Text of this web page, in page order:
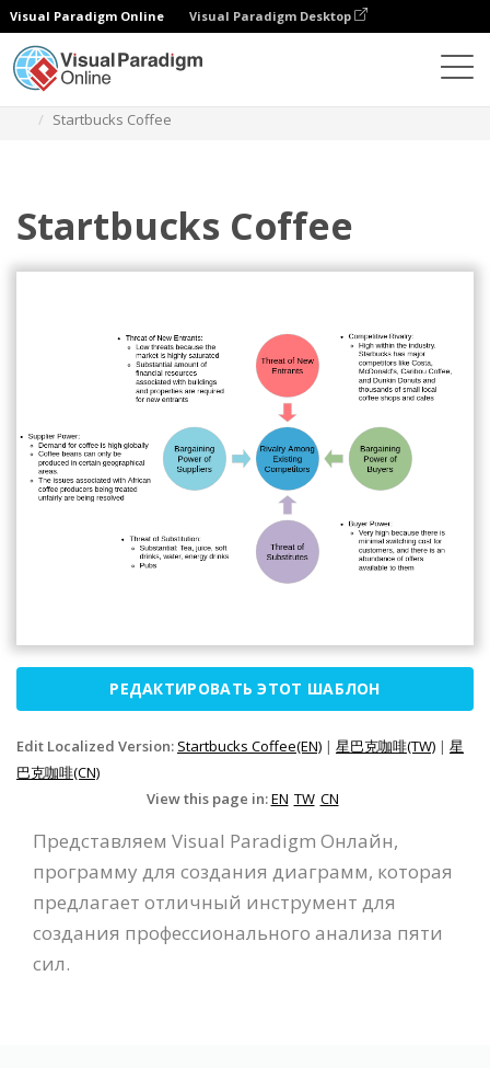
Visual Paradigm Online Visual Paradigm Desktop
Startbucks Coffee
Startbucks Coffee
РЕДАКТИРОВАТЬ ЭТОТ ШАБЛОН
Edit Localized Version: Startbucks Coffee(EN) | 星巴克咖啡(TW) | 星
巴克咖啡(CN)
View this page in:EN TW CN
Представляем Visual Paradigm Онлайн,
программу для создания диаграмм, которая
предлагает отличный инструмент для
создания профессионального анализа пяти
сил.